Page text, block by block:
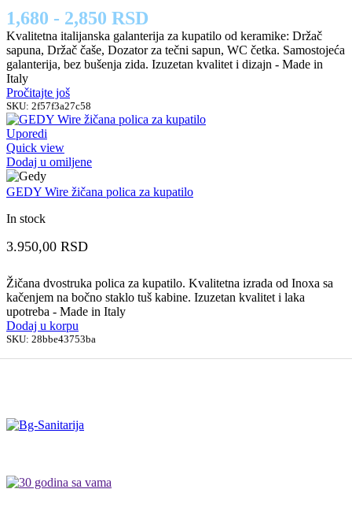
1,680 - 2,850 RSD
Kvalitetna italijanska galanterija za kupatilo od keramike: Držač
sapuna, Držač čaše, Dozator za tečni sapun, WC četka. Samostojeća
galanterija, bez bušenja zida. Izuzetan kvalitet i dizajn - Made in
Italy
Pročitajte još
SKU: 2f57f3a27c58
Uporedi
Quick view
Dodaj u omiljene
GEDY Wire žičana polica za kupatilo
In stock
3.950,00 RSD
Žičana dvostruka polica za kupatilo. Kvalitetna izrada od Inoxa sa
kačenjem na bočno staklo tuš kabine. Izuzetan kvalitet i laka
upotreba - Made in Italy
Dodaj u korpu
SKU: 28bbe43753ba